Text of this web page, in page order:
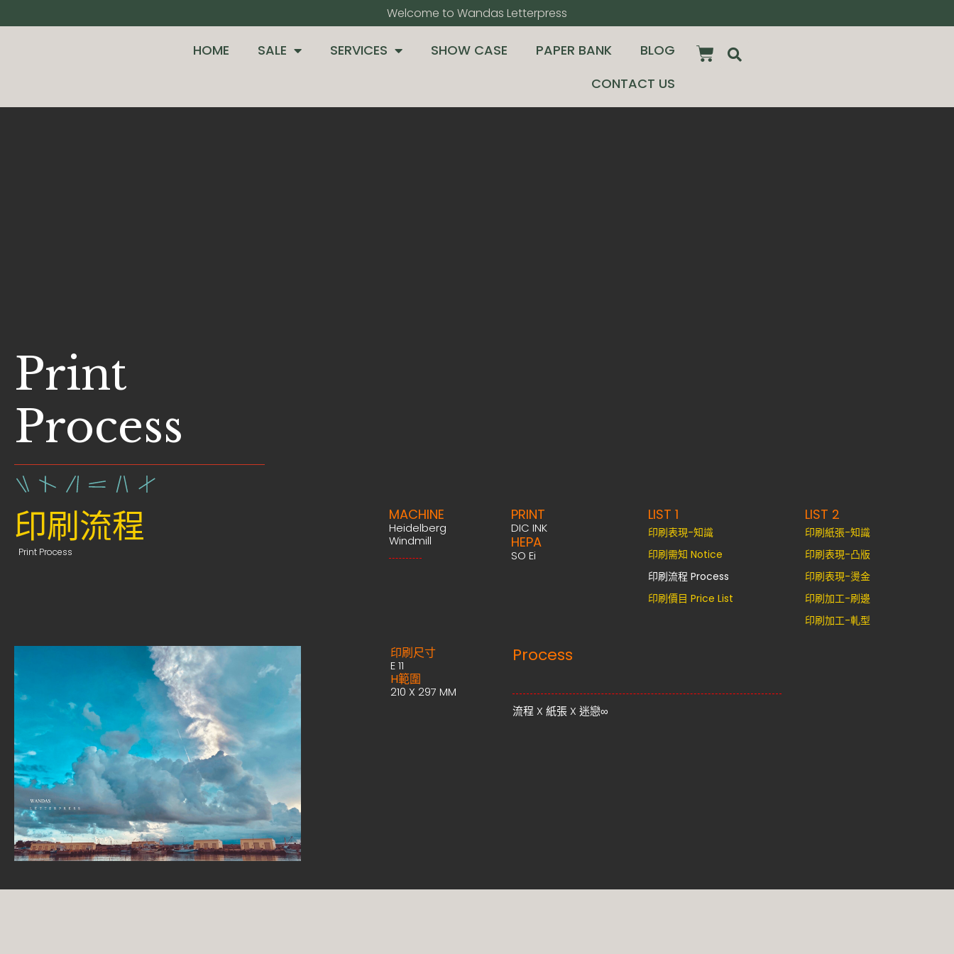
Welcome to Wandas Letterpress​
HOME SALE SERVICES SHOW CASE PAPER BANK
BLOG
CONTACT US
Print
Process
印刷流程
Print Process
MACHINE
Heidelberg
Windmill
PRINT
DIC INK
HEPA
SO Ei
LIST 1
印刷表現-知識
印刷需知 Notice
印刷流程 Process
印刷價目 Price List
LIST 2
印刷紙張-知識
印刷表現-凸版
印刷表現-燙金
印刷加工-刷邊
印刷加工-軋型
印刷尺寸
E 11
H範圍
210 X 297 MM
Process
流程 X 紙張 X 迷戀∞